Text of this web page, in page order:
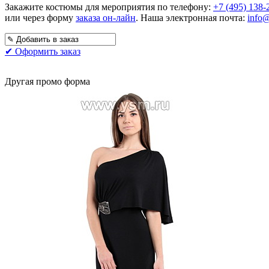
Закажите костюмы для мероприятия по телефону: +7 (495) 138-
или через форму заказа он-лайн. Наша электронная почта:
✔ Оформить заказ
Другая промо форма